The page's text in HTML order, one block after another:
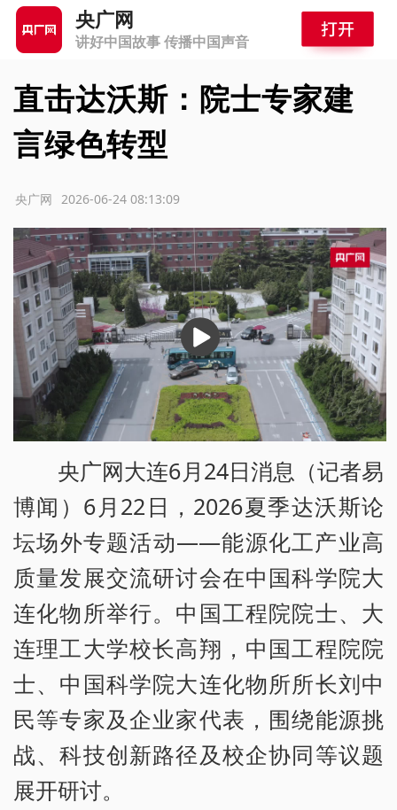
央广网
讲好中国故事 传播中国声音
直击达沃斯：院士专家建
言绿色转型
2026-06-24 08:13:09
央广网
播
放
央广网大连6月24日消息（记者易
博闻）6月22日，2026夏季达沃斯论
坛场外专题活动——能源化工产业高
质量发展交流研讨会在中国科学院大
连化物所举行。中国工程院院士、大
连理工大学校长高翔，中国工程院院
士、中国科学院大连化物所所长刘中
民等专家及企业家代表，围绕能源挑
战、科技创新路径及校企协同等议题
展开研讨。